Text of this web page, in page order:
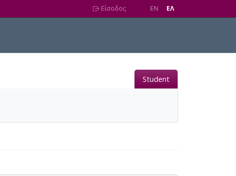
Είσοδος EN EΛ
Student